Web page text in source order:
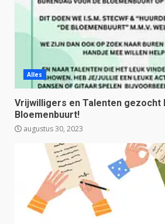
Alles
Vrijwilligers en Talenten gezocht
Bloemenbuurt!
augustus 30, 2023